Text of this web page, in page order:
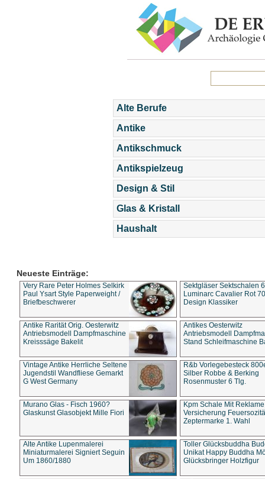
Alte Berufe
Antike
Antikschmuck
Antikspielzeug
Design & Stil
Glas & Kristall
Haushalt
Neueste Einträge:
Very Rare Peter Holmes Selkirk
Paul Ysart Style Paperweight /
Briefbeschwerer
Sektgläser Sektschalen
Luminarc Cavalier Rot
Design Klassiker
Antike Rarität Orig. Oesterwitz
Antriebsmodell Dampfmaschine
Kreisssäge Bakelit
Antikes Oesterwitz
Antriebsmodell
Stand Schleifmaschine
Vintage Antike Herrliche Seltene
Jugendstil Wandfliese Gemarkt
G West Germany
R&b Vorlegebesteck
Silber Robbe & Berking
Rosenmuster 6 Tlg.
Murano Glas - Fisch 1960?
Glaskunst Glasobjekt Mille Fiori
Kpm Schale Mit Reklame
Versicherung
Zeptermarke 1. Wahl
Alte Antike Lupenmalerei
Miniaturmalerei Signiert Seguin
Um 1860/1880
Toller Glücksbuddha
Unikat Happy Buddha
Glücksbringer Holzfigur